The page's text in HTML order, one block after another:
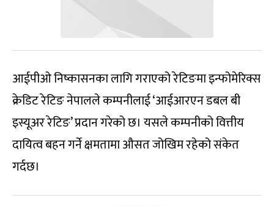
आईपीओ निष्कासनका लागि गराएको रेटिङमा इन्फोमेरिक्स
क्रेडिट रेटिङ नेपालले कम्पनीलाई ‘आईआरएन डबल बी
इस्यूअर रेटिङ’ प्रदान गरेको छ। यसले कम्पनीको वित्तीय
दायित्व बहन गर्ने क्षमतामा औसत जोखिम रहेको संकेत
गर्दछ।